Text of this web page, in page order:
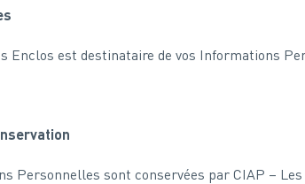
Enclos est destinataire de vos Informations
Personnelles sont conservées par CIAP –